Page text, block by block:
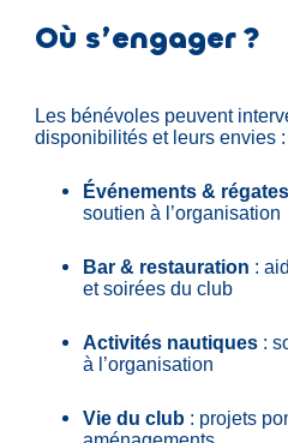
Où s’engager ?
Les bénévoles peuvent
disponibilités et leurs envies :
Événements & régates
soutien à l’organisation
Bar & restauration :
et soirées du club
Activités nautiques:
à l’organisation
Vie du club: projets